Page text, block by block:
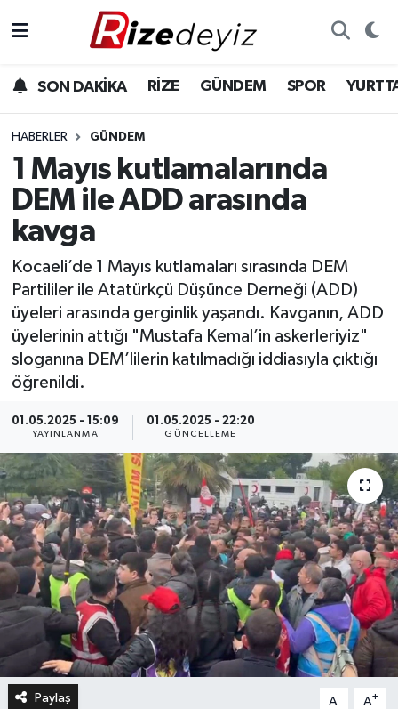
SON DAKİKA RİZE GÜNDEM SPOR
HABERLER GÜNDEM
1 Mayıs kutlamalarında
DEM ile ADD arasında
kavga
Kocaeli’de 1 Mayıs kutlamaları sırasında DEM
Partililer ile Atatürkçü Düşünce Derneği (ADD)
üyeleri arasında gerginlik yaşandı. Kavganın, ADD
üyelerinin attığı "Mustafa Kemal’in askerleriyiz"
sloganına DEM’lilerin katılmadığı iddiasıyla çıktığı
öğrenildi.
01.05.2025 - 15:09
YAYINLANMA
01.05.2025 - 22:20
GÜNCELLEME
Paylaş A- A+
Gündem
Yurttan Haberler
Ekonomi
Teknoloji
Sağlık
Rize Hava Durumu
Rize Trafik Yoğunluk Haritası
Süper Lig Puan Durumu ve Fikstür
Tüm Manşetler
Son Dakika Haberleri
Haber Arşivi